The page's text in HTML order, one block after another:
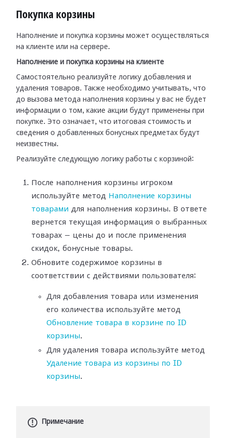
Покупка корзины
Наполнение и покупка корзины может осуществляться
на клиенте или на сервере.
Наполнение и покупка корзины на клиенте
Самостоятельно реализуйте логику добавления и
удаления товаров. Также необходимо учитывать, что
до вызова метода наполнения корзины у вас не будет
информации о том, какие акции будут применены при
покупке. Это означает, что итоговая стоимость и
сведения о добавленных бонусных предметах будут
неизвестны.
Реализуйте следующую логику работы с корзиной:
После наполнения корзины игроком
используйте метод Наполнение корзины
товарами для наполнения корзины. В ответе
вернется текущая информация о выбранных
товарах — цены до и после применения
скидок, бонусные товары.
Обновите содержимое корзины в
соответствии с действиями пользователя:
Для добавления товара или изменения
его количества используйте метод
Обновление товара в корзине по ID
корзины.
Для удаления товара используйте метод
Удаление товара из корзины по ID
корзины.
Примечание